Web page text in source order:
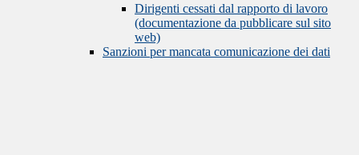
Dirigenti cessati dal rapporto di lavoro
(documentazione da pubblicare sul sito
web)
Sanzioni per mancata comunicazione dei dati